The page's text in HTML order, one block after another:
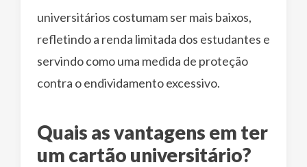
universitários costumam ser mais baixos,
refletindo a renda limitada dos estudantes e
servindo como uma medida de proteção
contra o endividamento excessivo.
Quais as vantagens em ter
um cartão universitário?